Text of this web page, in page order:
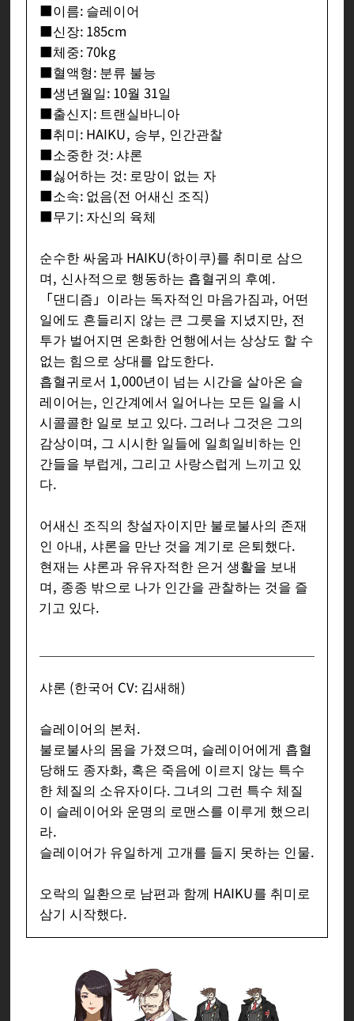
■이름: 슬레이어
■신장: 185cm
■체중: 70kg
■혈액형: 분류 불능
■생년월일: 10월 31일
■출신지: 트랜실바니아
■취미: HAIKU, 승부, 인간관찰
■소중한 것: 샤론
■싫어하는 것: 로망이 없는 자
■소속: 없음(전 어새신 조직)
■무기: 자신의 육체
순수한 싸움과 HAIKU(하이쿠)를 취미로 삼으
며, 신사적으로 행동하는 흡혈귀의 후예.
「댄디즘」이라는 독자적인 마음가짐과, 어떤
일에도 흔들리지 않는 큰 그릇을 지녔지만, 전
투가 벌어지면 온화한 언행에서는 상상도 할 수
없는 힘으로 상대를 압도한다.
흡혈귀로서 1,000년이 넘는 시간을 살아온 슬
레이어는, 인간계에서 일어나는 모든 일을 시
시콜콜한 일로 보고 있다. 그러나 그것은 그의
감상이며, 그 시시한 일들에 일희일비하는 인
간들을 부럽게, 그리고 사랑스럽게 느끼고 있
다.
어새신 조직의 창설자이지만 불로불사의 존재
인 아내, 샤론을 만난 것을 계기로 은퇴했다.
현재는 샤론과 유유자적한 은거 생활을 보내
며, 종종 밖으로 나가 인간을 관찰하는 것을 즐
기고 있다.
샤론 (한국어 CV: 김새해)
슬레이어의 본처.
불로불사의 몸을 가졌으며, 슬레이어에게 흡혈
당해도 종자화, 혹은 죽음에 이르지 않는 특수
한 체질의 소유자이다. 그녀의 그런 특수 체질
이 슬레이어와 운명의 로맨스를 이루게 했으리
라.
슬레이어가 유일하게 고개를 들지 못하는 인물.
오락의 일환으로 남편과 함께 HAIKU를 취미로
삼기 시작했다.